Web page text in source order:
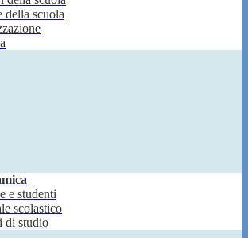
della scuola
e studenti
scolastico
di studio